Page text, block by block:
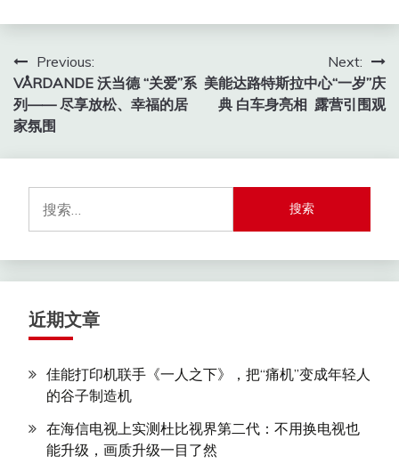
文
章
导
航
Previous:
VÅRDANDE 沃当德 “关爱”系
列—— 尽享放松、幸福的居
家氛围
Next:
美能达路特斯拉中心“一岁”庆
典 白车身亮相 露营引围观
索：
近期文章
佳能打印机联手《一人之下》，把“痛机”变成年轻人
的谷子制造机
在海信电视上实测杜比视界第二代：不用换电视也
能升级，画质升级一目了然